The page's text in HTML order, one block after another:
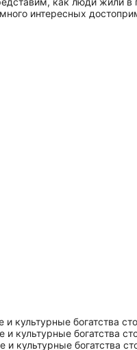
интересных